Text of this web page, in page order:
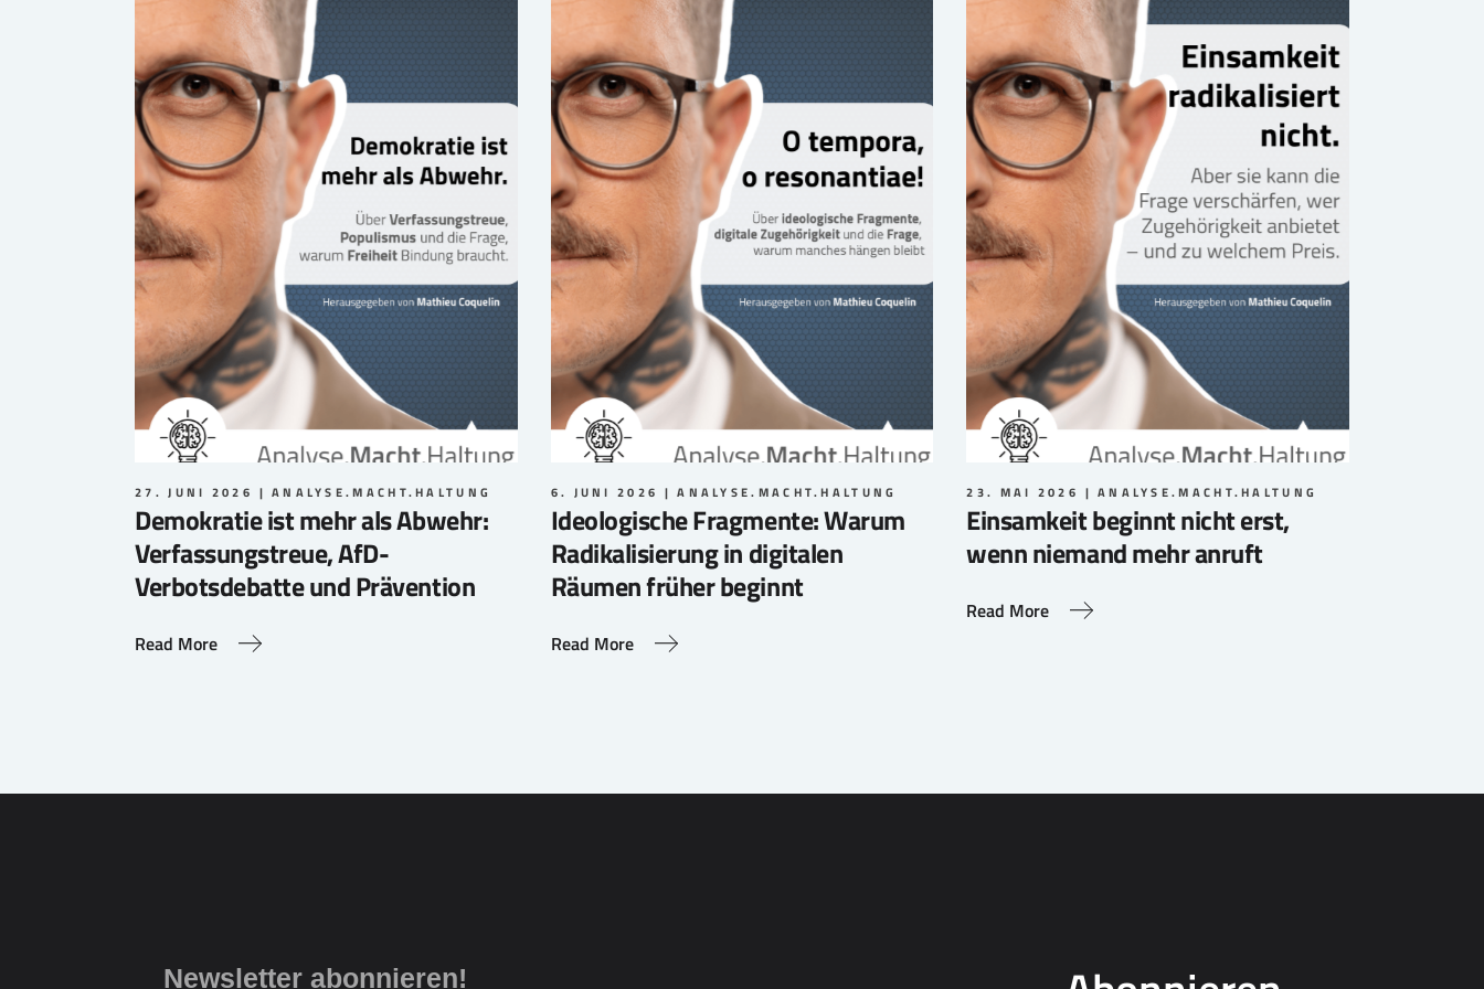
27. JUNI 2026 ANALYSE.MACHT.HALTUNG
Demokratie ist mehr als Abwehr:
Verfassungstreue, AfD-
Verbotsdebatte und Prävention
Read More
6. JUNI 2026 ANALYSE.MACHT.HALTUNG
Ideologische Fragmente: Warum
Radikalisierung in digitalen
Räumen früher beginnt
Read More
23. MAI 2026 ANALYSE.MACHT.HALTUNG
Einsamkeit beginnt nicht erst,
wenn niemand mehr anruft
Read More